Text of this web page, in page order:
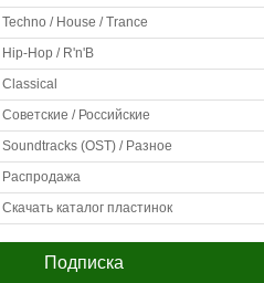
Techno / House / Trance
Hip-Hop / R'n'B
Classical
Советские / Российские
Soundtracks (OST) / Разное
Распродажа
Скачать каталог пластинок
Подписка